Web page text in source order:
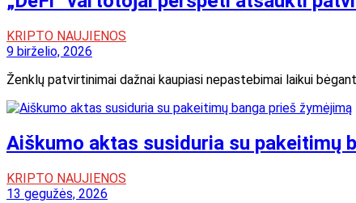
KRIPTO NAUJIENOS
9 birželio, 2026
Ženklų patvirtinimai dažnai kaupiasi nepastebimai laikui
Aiškumo aktas susiduria su pakeitimų
KRIPTO NAUJIENOS
13 gegužės, 2026